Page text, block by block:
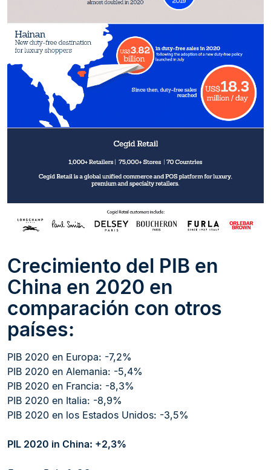
Crecimiento del PIB en
China en 2020 en
comparación con otros
países:
PIB 2020 en Europa: -7,2%
PIB 2020 en Alemania: -5,4%
PIB 2020 en Francia: -8,3%
PIB 2020 en Italia: -8,9%
PIB 2020 en los Estados Unidos: -3,5%
PIL 2020 in China: +2,3%